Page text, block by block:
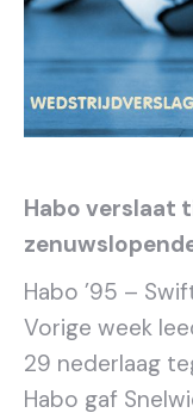
Habo verslaat
Habo ’95 –
Vorige week
29 nederlaag
Habo gaf